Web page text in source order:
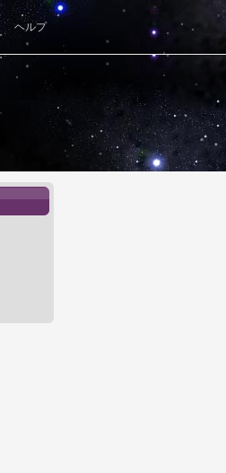
ヘルプ